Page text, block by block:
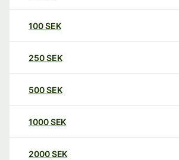
100SEK
250SEK
500SEK
1000SEK
2000SEK